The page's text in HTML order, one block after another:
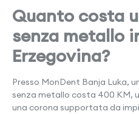
Quanto costa
senza metallo
Erzegovina?
Presso MonDent Banja Luka,
senza metallo costa 400 KM,
una corona supportata da